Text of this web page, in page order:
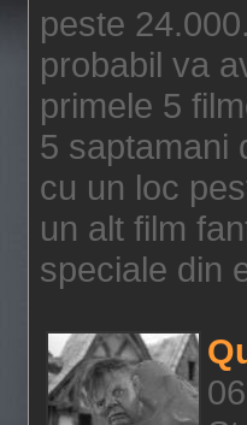
peste
probabil va
primele 5
5 saptamani
cu un loc
un alt film
speciale din